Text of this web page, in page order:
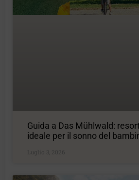
Guida a Das Mühlwald:
ideale per il sonno del
Luglio 3, 2026